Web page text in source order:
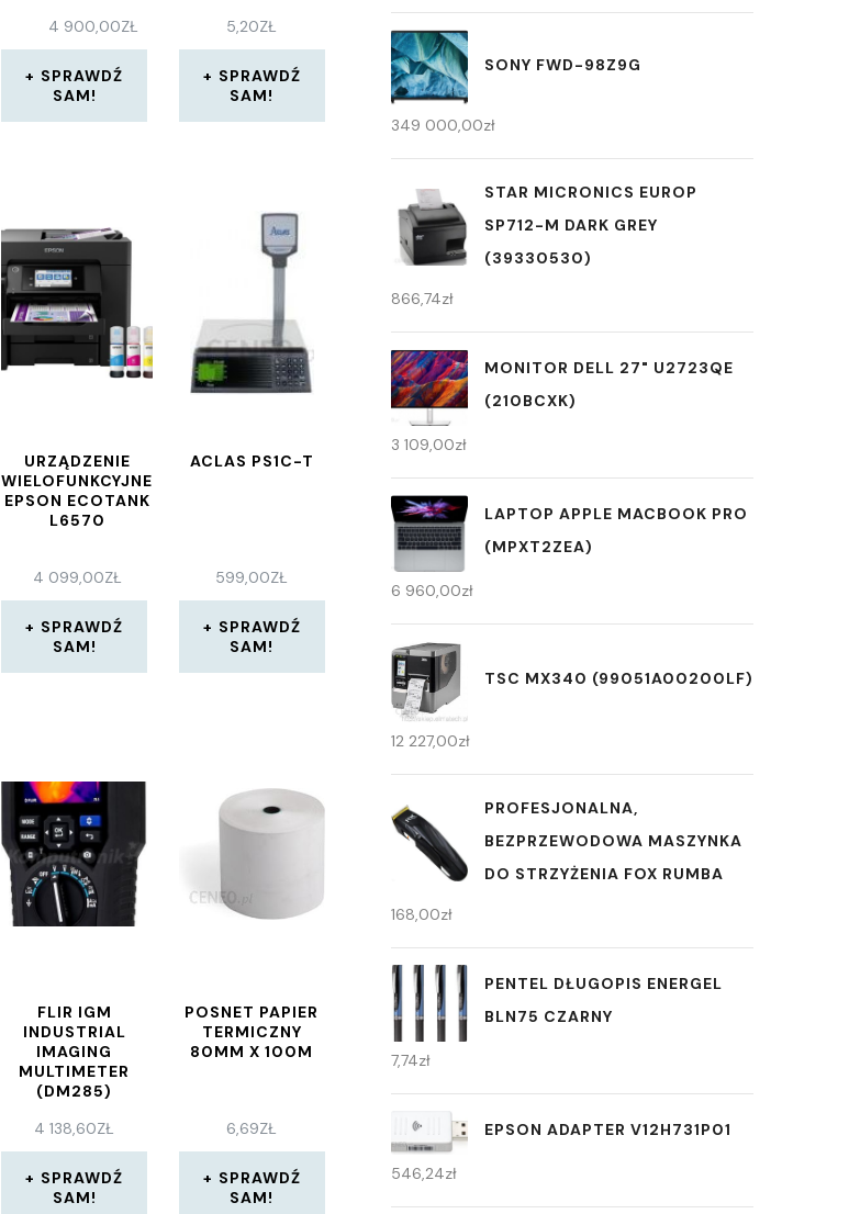
4 900,00ZŁ
SPRAWDŹ
SAM!
5,20ZŁ
SPRAWDŹ
SAM!
URZĄDZENIE
WIELOFUNKCYJNE
EPSON ECOTANK
L6570
4 099,00ZŁ
SPRAWDŹ
SAM!
ACLAS PS1C-T
599,00ZŁ
SPRAWDŹ
SAM!
FLIR IGM
INDUSTRIAL
IMAGING
MULTIMETER
(DM285)
4 138,60ZŁ
SPRAWDŹ
SAM!
POSNET PAPIER
TERMICZNY
80MM X 100M
6,69ZŁ
SPRAWDŹ
SAM!
SONY FWD-98Z9G
349 000,00zł
STAR MICRONICS EUROP
SP712-M DARK GREY
(39330530)
866,74zł
MONITOR DELL 27" U2723QE
(210BCXK)
3 109,00zł
LAPTOP APPLE MACBOOK PRO
(MPXT2ZEA)
6 960,00zł
TSC MX340 (99051A00200LF)
12 227,00zł
PROFESJONALNA,
BEZPRZEWODOWA MASZYNKA
DO STRZYŻENIA FOX RUMBA
168,00zł
PENTEL DŁUGOPIS ENERGEL
BLN75 CZARNY
7,74zł
EPSON ADAPTER V12H731P01
546,24zł